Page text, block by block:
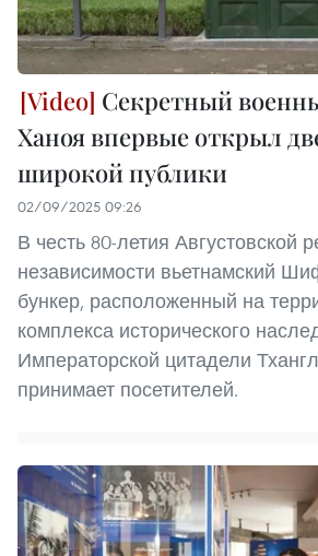
Секретный
Ханоя впервые открыл
широкой публики
02/09/2025 09:26
В честь 80-летия Августовской
независимости вьетнамский
бункер, расположенный на
комплекса исторического
Императорской цитадели
принимает посетителей.